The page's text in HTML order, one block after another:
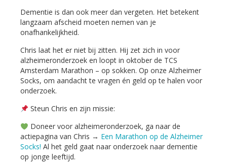
Dementie is dan ook meer dan vergeten. Het betekent
langzaam afscheid moeten nemen van je
onafhankelijkheid.
Chris laat het er niet bij zitten. Hij zet zich in voor
alzheimeronderzoek en loopt in oktober de TCS
Amsterdam Marathon – op sokken. Op onze Alzheimer
Socks, om aandacht te vragen én geld op te halen voor
onderzoek.
Steun Chris en zijn missie:
Doneer voor alzheimeronderzoek, ga naar de
actiepagina van Chris → Een Marathon op de Alzheimer
Socks! Al het geld gaat naar onderzoek naar dementie
op jonge leeftijd.